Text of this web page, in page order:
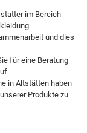
im Bereich
und dies
für eine Beratung
in Altstätten haben
Produkte zu